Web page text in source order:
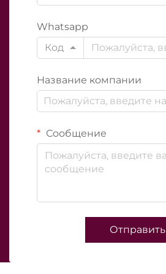
Whatsapp
Код
Название компании
Сообщение
Отправить